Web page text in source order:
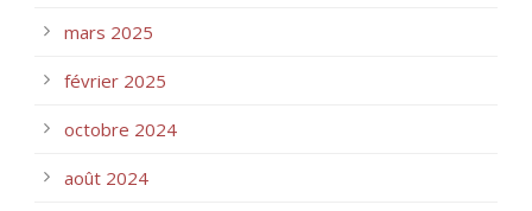
mars 2025
février 2025
octobre 2024
août 2024